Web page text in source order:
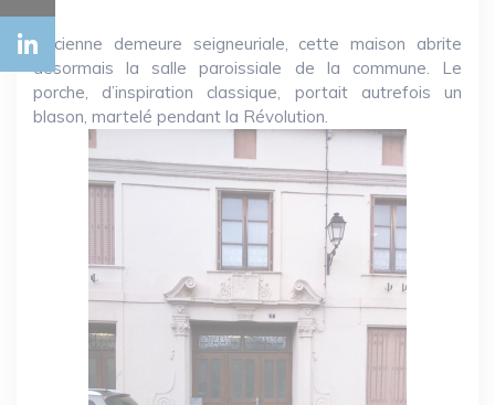
Ancienne demeure seigneuriale, cette maison abrite
désormais la salle paroissiale de la commune. Le
porche, d’inspiration classique, portait autrefois un
blason, martelé pendant la Révolution.